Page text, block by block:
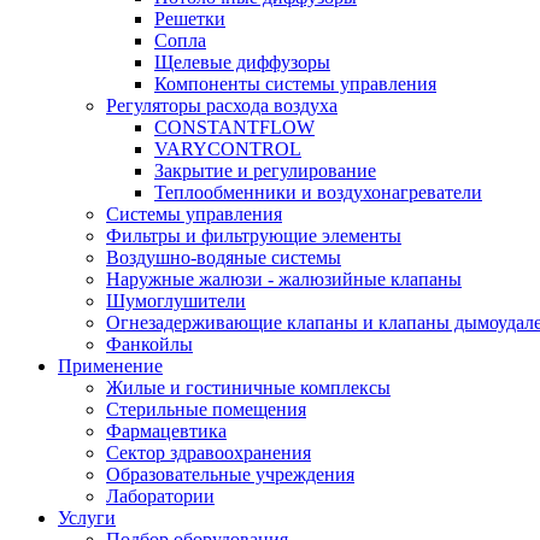
Решетки
Сопла
Щелевые диффузоры
Компоненты системы управления
Регуляторы расхода воздуха
CONSTANTFLOW
VARYCONTROL
Закрытие и регулирование
Теплообменники и воздухонагреватели
Системы управления
Фильтры и фильтрующие элементы
Воздушно-водяные системы
Наружные жалюзи - жалюзийные клапаны
Шумоглушители
Огнезадерживающие клапаны и клапаны
Фанкойлы
Применение
Жилые и гостиничные комплексы
Стерильные помещения
Фармацевтика
Сектор здравоохранения
Образовательные учреждения
Лаборатории
Услуги